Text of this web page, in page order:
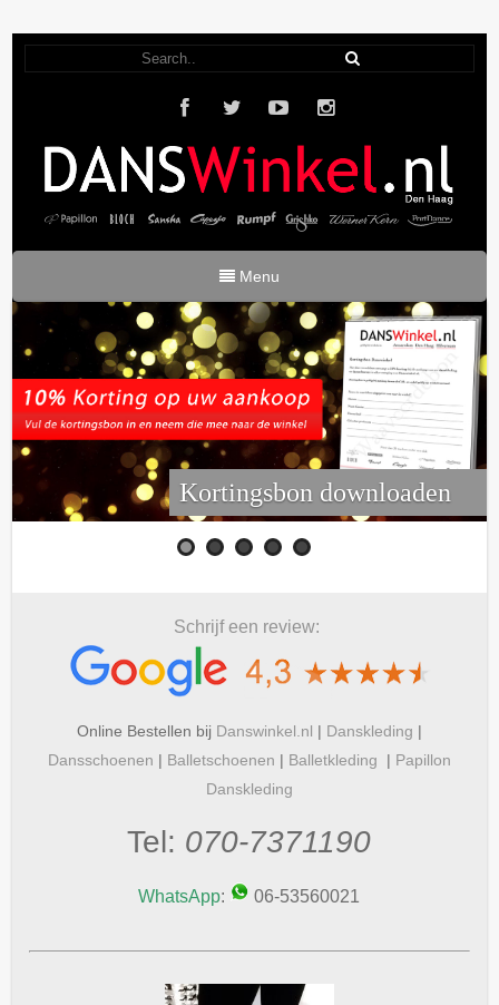
Menu
Kortingsbon downloaden
Schrijf een review:
Online Bestellen bij Danswinkel.nl | Danskleding |
Dansschoenen | Balletschoenen | Balletkleding | Papillon
Danskleding
Tel: 070-7371190
WhatsApp: 06-53560021